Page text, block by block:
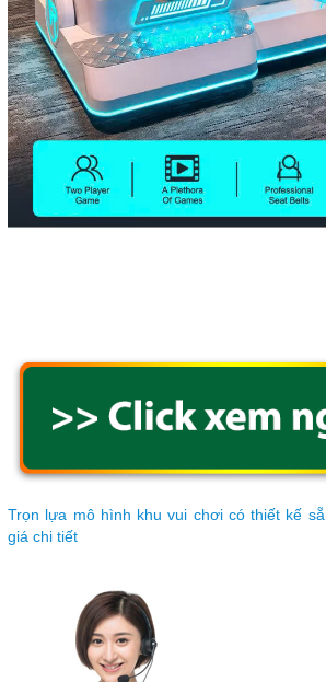
Trọn lựa mô hình khu vui chơi có thiết kế
giá chi tiết